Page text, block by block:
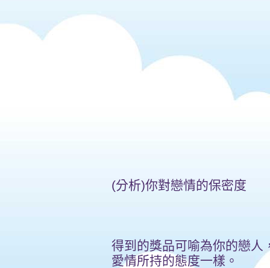
(分析)你對戀情的保密度
得到的獎品可喻為你的戀人
愛情所持的態度一樣。